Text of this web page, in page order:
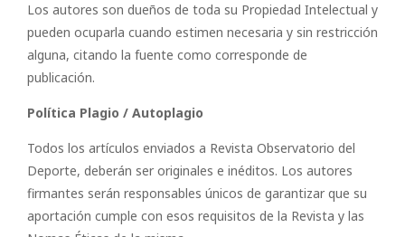
Los autores son dueños de toda su Propiedad Intelectual y
pueden ocuparla cuando estimen necesaria y sin restricción
alguna, citando la fuente como corresponde de
publicación.
Política Plagio / Autoplagio
Todos los artículos enviados a Revista Observatorio del
Deporte, deberán ser originales e inéditos. Los autores
firmantes serán responsables únicos de garantizar que su
aportación cumple con esos requisitos de la Revista y las